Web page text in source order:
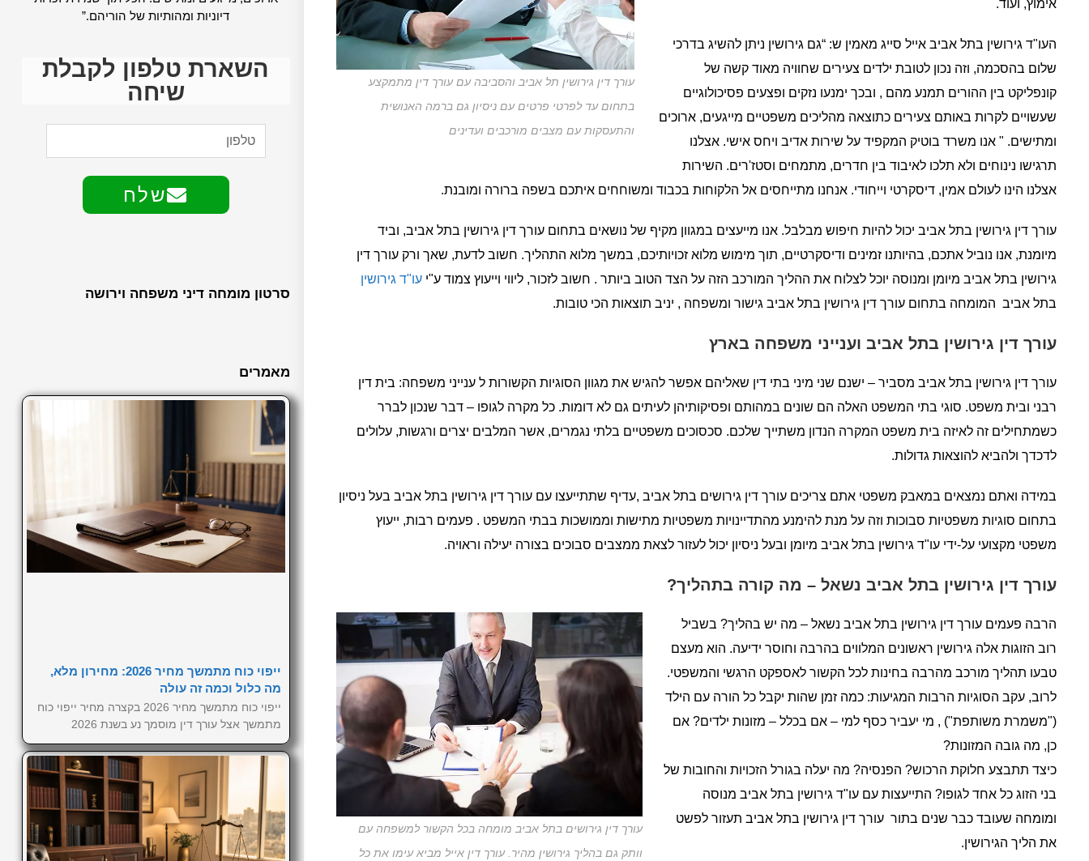
עורך דין גירושין תל אביב והסביבה עם עורך דין מתמקצע
בתחום עד לפרטי פרטים עם ניסיון גם ברמה האנושית
והתעסקות עם מצבים מורכבים ועדינים
אימוץ, ועוד.
העו"ד גירושין בתל אביב אייל סייג מאמין ש: “גם גירושין ניתן להשיג בדרכי
שלום בהסכמה, וזה נכון לטובת ילדים צעירים שחוויה מאוד קשה של
קונפליקט בין ההורים תמנע מהם , ובכך ימנעו נזקים ופצעים פסיכולוגיים
שעשויים לקרות באותם צעירים כתוצאה מהליכים משפטיים מייגעים, ארוכים
ומתישים. " אנו משרד בוטיק המקפיד על שירות אדיב ויחס אישי. אצלנו
תרגישו נינוחים ולא תלכו לאיבוד בין חדרים, מתמחים וסטז'רים. השירות
אצלנו הינו לעולם אמין, דיסקרטי וייחודי. אנחנו מתייחסים אל הלקוחות בכבוד ומשוחחים איתכם בשפה ברורה ומובנת.
עורך דין גירושין בתל אביב יכול להיות חיפוש מבלבל. אנו מייעצים במגוון מקיף של נושאים בתחום עורך דין גירושין בתל אביב, וביד
מיומנת, אנו נוביל אתכם, בהיותנו זמינים ודיסקרטיים, תוך מימוש מלוא זכויותיכם, במשך מלוא התהליך. חשוב לדעת, שאך ורק עורך דין
גירושין בתל אביב מיומן ומנוסה יוכל לצלוח את ההליך המורכב הזה על הצד הטוב ביותר . חשוב לזכור, ליווי וייעוץ צמוד ע"י עו"ד גירושין
בתל אביב המומחה בתחום עורך דין גירושין בתל אביב גישור ומשפחה , יניב תוצאות הכי טובות.
עורך דין גירושין בתל אביב וענייני משפחה בארץ
עורך דין גירושין בתל אביב מסביר – ישנם שני מיני בתי דין שאליהם אפשר להגיש את מגוון הסוגיות הקשורות ל ענייני משפחה: בית דין
רבני ובית משפט. סוגי בתי המשפט האלה הם שונים במהותם ופסיקותיהן לעיתים גם לא דומות. כל מקרה לגופו – דבר שנכון לברר
כשמתחילים זה לאיזה בית משפט המקרה הנדון משתייך שלכם. סכסוכים משפטיים בלתי נגמרים, אשר המלבים יצרים ורגשות, עלולים
לדכדך ולהביא להוצאות גדולות.
במידה ואתם נמצאים במאבק משפטי אתם צריכים עורך דין גירושים בתל אביב ,עדיף שתתייעצו עם עורך דין גירושין בתל אביב בעל ניסיון
בתחום סוגיות משפטיות סבוכות וזה על מנת להימנע מהתדיינויות משפטיות מתישות וממושכות בבתי המשפט . פעמים רבות, ייעוץ
משפטי מקצועי על-ידי עו"ד גירושין בתל אביב מיומן ובעל ניסיון יכול לעזור לצאת ממצבים סבוכים בצורה יעילה וראויה.
עורך דין גירושין בתל אביב נשאל – מה קורה בתהליך?
עורך דין גירושים בתל אביב מומחה בכל הקשור למשפחה עם
וותק גם בהליך גירושין מהיר. עורך דין אייל מביא עימו את כל
הרבה פעמים עורך דין גירושין בתל אביב נשאל – מה יש בהליך? בשביל
רוב הזוגות אלה גירושין ראשונים המלווים בהרבה וחוסר ידיעה. הוא מעצם
טבעו תהליך מורכב מהרבה בחינות לכל הקשור לאספקט הרגשי והמשפטי.
לרוב, עקב הסוגיות הרבות המגיעות: כמה זמן שהות יקבל כל הורה עם הילד
("משמרת משותפת") , מי יעביר כסף למי – אם בכלל – מזונות ילדים? אם
כן, מה גובה המזונות?
כיצד תתבצע חלוקת הרכוש? הפנסיה? מה יעלה בגורל הזכויות והחובות של
בני הזוג כל אחד לגופו? התייעצות עם עו"ד גירושין בתל אביב מנוסה
ומומחה שעובד כבר שנים בתור עורך דין גירושין בתל אביב תעזור לפשט
את הליך הגירושין.
דיוניות ומהותיות של הוריהם.”
השארת טלפון לקבלת
שיחה
שלח
סרטון מומחה דיני משפחה וירושה
מאמרים
ייפוי כוח מתמשך מחיר 2026: מחירון מלא,
מה כלול וכמה זה עולה
ייפוי כוח מתמשך מחיר 2026 בקצרה מחיר ייפוי כוח
מתמשך אצל עורך דין מוסמך נע בשנת 2026